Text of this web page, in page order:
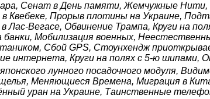
Сенат в День памяти, Жемчужные Нити,
Прорыв плотины на Украине,
Вегасе, Обвинение Трампа, Круги на
банки, Мобилизация военных,
Сбой GPS, Стоунхендж
интернета, Круги на полях с 5-ю шипами,
лунного посадочного модуля,
Меняющиеся Времена, Миграция в
уран на Украине, Таинственные